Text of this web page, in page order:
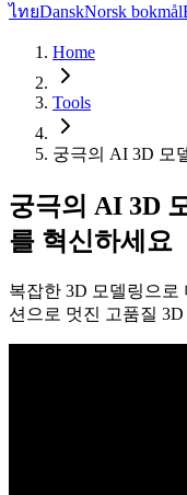
ไทยDanskNorsk bokmål
Home
Tools
궁극의 AI 3D 모
궁극의 AI 3D
를 혁신하세요
복잡한 3D 모델링으로
션으로 멋진 고품질